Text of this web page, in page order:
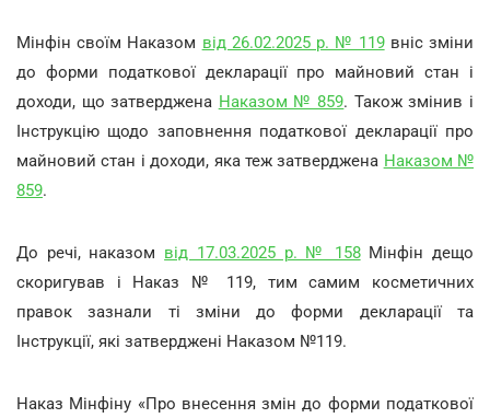
Мінфін своїм Наказом від 26.02.2025 р. № 119вніс зміни
до форми податкової декларації про майновий стан і
доходи, що затверджена Наказом № 859. Також змінив і
Інструкцію щодо заповнення податкової декларації про
майновий стан і доходи, яка теж затверджена Наказом №
859.
До речі, наказом від 17.03.2025 р. № 158Мінфін дещо
скоригував і Наказ № 119, тим самим косметичних
правок зазнали ті зміни до форми декларації та
Інструкції, які затверджені Наказом №119.
Наказ Мінфіну «Про внесення змін до форми податкової